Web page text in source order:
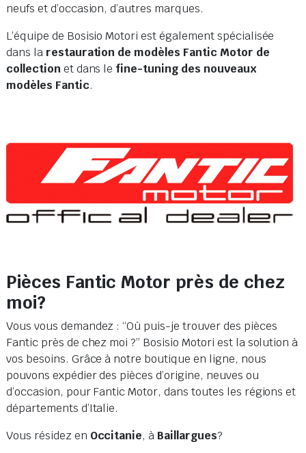
neufs et d’occasion, d’autres marques.
L’équipe de Bosisio Motori est également spécialisée
dans la restauration de modèles Fantic Motor de
collectionet dans le fine-tuning des nouveaux
modèles Fantic.
Pièces Fantic Motor près de chez
moi?
Vous vous demandez : “Où puis-je trouver des pièces
Fantic près de chez moi ?” Bosisio Motori est la solution à
vos besoins. Grâce à notre boutique en ligne, nous
pouvons expédier des pièces d’origine, neuves ou
d’occasion, pour Fantic Motor, dans toutes les régions et
départements d’Italie.
Vous résidez en Occitanie, à Baillargues?